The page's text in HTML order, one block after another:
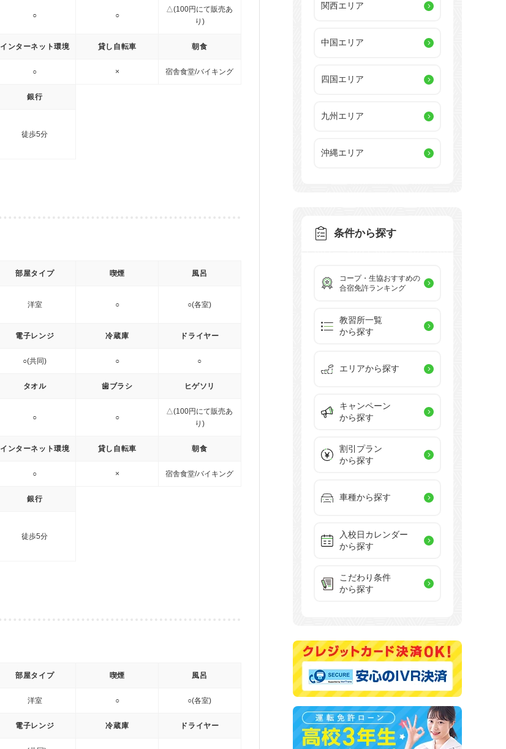
○ ○
△(100円にて販売あ
り)
インターネット環境
○
貸し自転車
×
朝食
宿舎食堂/バイキング
銀行
徒歩5分
部屋タイプ
洋室
喫煙
○
風呂
○(各室)
電子レンジ
○(共同)
冷蔵庫
○
ドライヤー
○
タオル
○
歯ブラシ
○
ヒゲソリ
△(100円にて販売あ
り)
インターネット環境
○
貸し自転車
×
朝食
宿舎食堂/バイキング
銀行
徒歩5分
部屋タイプ
洋室
喫煙
○
風呂
○(各室)
電子レンジ 冷蔵庫 ドライヤー
関西エリア
中国エリア
四国エリア
九州エリア
沖縄エリア
条件から探す
コープ・生協おすすめの
合宿免許ランキング
教習所一覧
から探す
エリアから探す
キャンペーン
から探す
割引プラン
から探す
車種から探す
入校日カレンダー
から探す
こだわり条件
から探す